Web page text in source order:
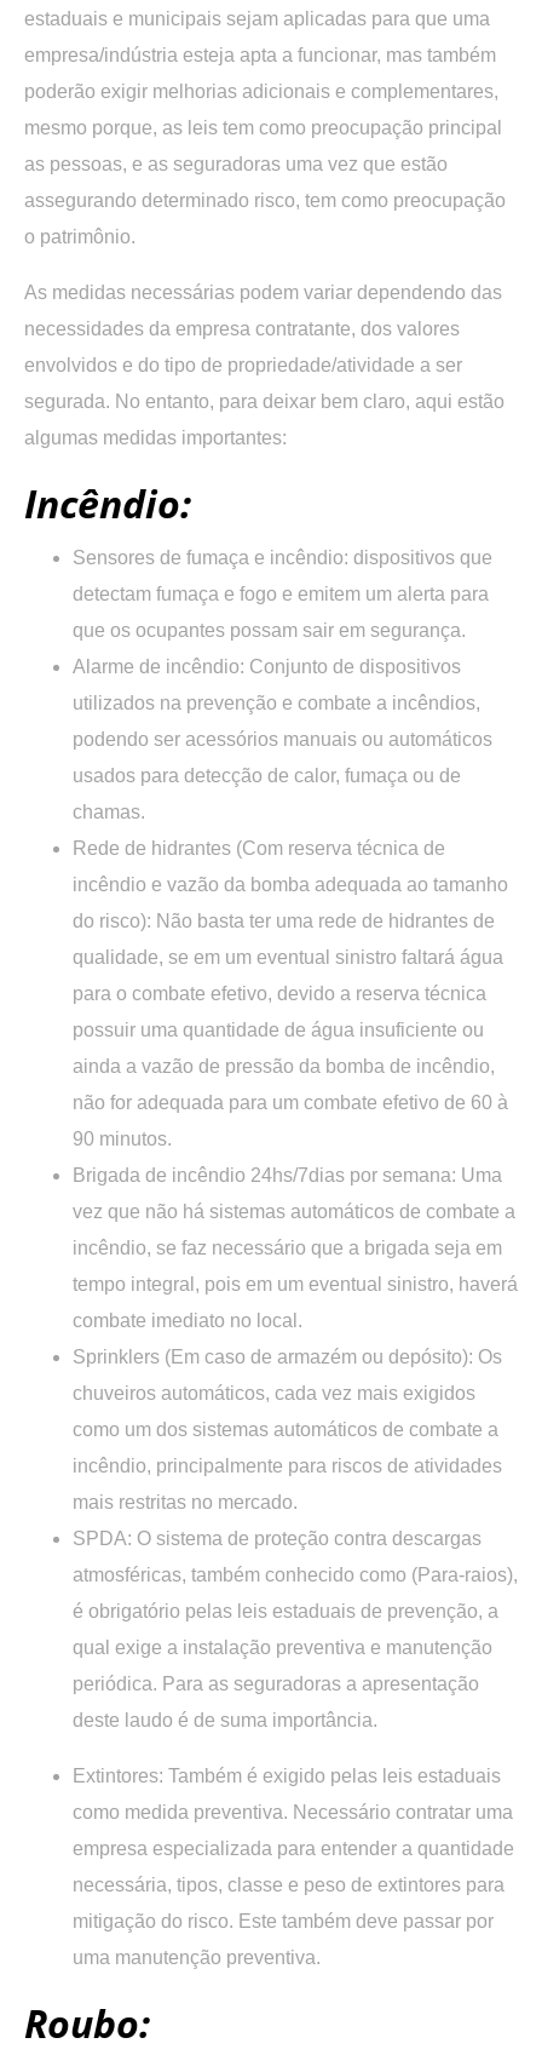
estaduais e municipais sejam aplicadas para que uma
empresa/indústria esteja apta a funcionar, mas também
poderão exigir melhorias adicionais e complementares,
mesmo porque, as leis tem como preocupação principal
as pessoas, e as seguradoras uma vez que estão
assegurando determinado risco, tem como preocupação
o patrimônio.
As medidas necessárias podem variar dependendo das
necessidades da empresa contratante, dos valores
envolvidos e do tipo de propriedade/atividade a ser
segurada. No entanto, para deixar bem claro, aqui estão
algumas medidas importantes:
Incêndio:
Sensores de fumaça e incêndio: dispositivos que
detectam fumaça e fogo e emitem um alerta para
que os ocupantes possam sair em segurança.
Alarme de incêndio: Conjunto de dispositivos
utilizados na prevenção e combate a incêndios,
podendo ser acessórios manuais ou automáticos
usados para detecção de calor, fumaça ou de
chamas.
Rede de hidrantes (Com reserva técnica de
incêndio e vazão da bomba adequada ao tamanho
do risco): Não basta ter uma rede de hidrantes de
qualidade, se em um eventual sinistro faltará água
para o combate efetivo, devido a reserva técnica
possuir uma quantidade de água insuficiente ou
ainda a vazão de pressão da bomba de incêndio,
não for adequada para um combate efetivo de 60 à
90 minutos.
Brigada de incêndio 24hs/7dias por semana: Uma
vez que não há sistemas automáticos de combate a
incêndio, se faz necessário que a brigada seja em
tempo integral, pois em um eventual sinistro, haverá
combate imediato no local.
Sprinklers (Em caso de armazém ou depósito): Os
chuveiros automáticos, cada vez mais exigidos
como um dos sistemas automáticos de combate a
incêndio, principalmente para riscos de atividades
mais restritas no mercado.
SPDA: O sistema de proteção contra descargas
atmosféricas, também conhecido como (Para-raios),
é obrigatório pelas leis estaduais de prevenção, a
qual exige a instalação preventiva e manutenção
periódica. Para as seguradoras a apresentação
deste laudo é de suma importância.
Extintores: Também é exigido pelas leis estaduais
como medida preventiva. Necessário contratar uma
empresa especializada para entender a quantidade
necessária, tipos, classe e peso de extintores para
mitigação do risco. Este também deve passar por
uma manutenção preventiva.
Roubo: